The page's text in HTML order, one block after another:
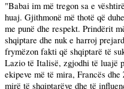
"Babai im më tregon sa e
huaj. Gjithmonë më thotë që
me punë dhe respekt. Prindërit
shqiptare dhe nuk e harroj
frymëzon fakti që shqiptarë të
Lazio të Italisë, zgjodhi të luajë
ekipeve më të mira, Francës
mirë të shqiptarëve dhe të